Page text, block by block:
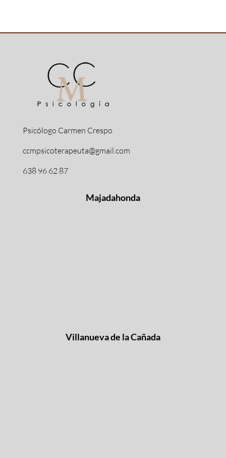
Psicólogo Carmen Crespo
ccmpsicoterapeuta@gmail.com
638 96 62 87
Majadahonda
Villanueva de la Cañada